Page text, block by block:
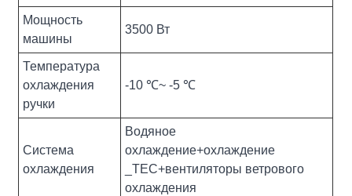
Мощность
машины
3500 Вт
Температура
охлаждения
ручки
-10 ℃~ -5 ℃
Система
охлаждения
Водяное
охлаждение+охлаждение
_TEC+вентиляторы ветрового
охлаждения